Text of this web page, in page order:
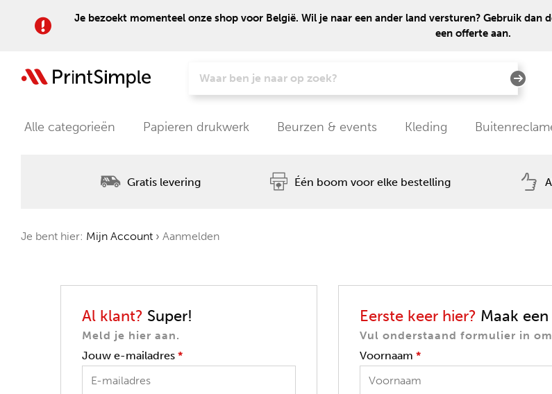
Je bezoekt momenteel onze shop voor België. Wil je naar een ander land versturen? Gebruik dan
een offerte aan.
Alle categorieën Papieren drukwerk Beurzen & events Kleding
Gratis levering Één boom voor elke bestelling
Je bent hier: Mijn Account › Aanmelden
Al klant? Super!
Meld je hier aan.
Jouw e-mailadres *
Eerste keer hier? Maak
Vul onderstaand formulier in
Voornaam *